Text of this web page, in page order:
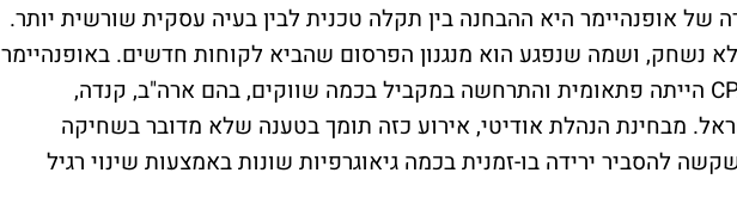
של אופנהיימר היא ההבחנה בין תקלה טכנית לבין בעיה עסקית שורשית יותר.
נשחק, ושמה שנפגע הוא מנגנון הפרסום שהביא לקוחות חדשים. באופנהיימר
מציינים כי הקפיצה ב-CPA הייתה פתאומית והתרחשה במקביל בכמה שווקים, בהם ארה"ב, קנדה,
מבחינת הנהלת אודיטי, אירוע כזה תומך בטענה שלא מדובר בשחיקה
להסביר ירידה בו-זמנית בכמה גיאוגרפיות שונות באמצעות שינוי רגיל